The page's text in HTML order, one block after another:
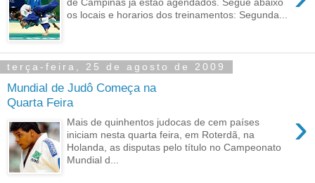
os locais e horarios dos treinamentos: Segunda...
terça-feira, 25 de agosto de 2009
Mundial de Judô Começa na
Quarta Feira
›
Mais de quinhentos judocas de cem países
iniciam nesta quarta feira, em Roterdã, na
Holanda, as disputas pelo título no Campeonato
Mundial d...